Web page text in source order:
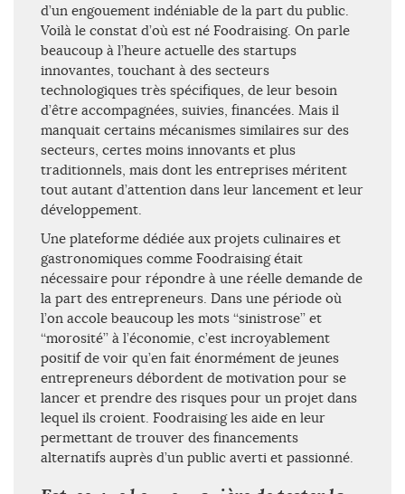
d’un engouement indéniable de la part du public.
Voilà le constat d’où est né Foodraising. On parle
beaucoup à l’heure actuelle des startups
innovantes, touchant à des secteurs
technologiques très spécifiques, de leur besoin
d’être accompagnées, suivies, financées. Mais il
manquait certains mécanismes similaires sur des
secteurs, certes moins innovants et plus
traditionnels, mais dont les entreprises méritent
tout autant d’attention dans leur lancement et leur
développement.
Une plateforme dédiée aux projets culinaires et
gastronomiques comme Foodraising était
nécessaire pour répondre à une réelle demande de
la part des entrepreneurs. Dans une période où
l’on accole beaucoup les mots ‘‘sinistrose’’ et
‘‘morosité’’ à l’économie, c’est incroyablement
positif de voir qu’en fait énormément de jeunes
entrepreneurs débordent de motivation pour se
lancer et prendre des risques pour un projet dans
lequel ils croient. Foodraising les aide en leur
permettant de trouver des financements
alternatifs auprès d’un public averti et passionné.